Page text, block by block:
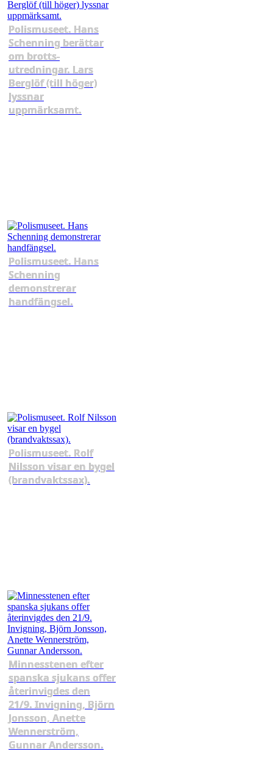
Polismuseet. Hans
Schenning berättar
om brotts­
utredningar. Lars
Berglöf (till höger)
lyssnar
uppmärksamt.
Polismuseet. Hans
Schenning
demonstrerar
handfängsel.
Polismuseet. Rolf
Nilsson visar en bygel
(brandvaktssax).
Minnesstenen efter
spanska sjukans offer
återinvigdes den
21/9. Invigning, Björn
Jonsson, Anette
Wennerström,
Gunnar Andersson.